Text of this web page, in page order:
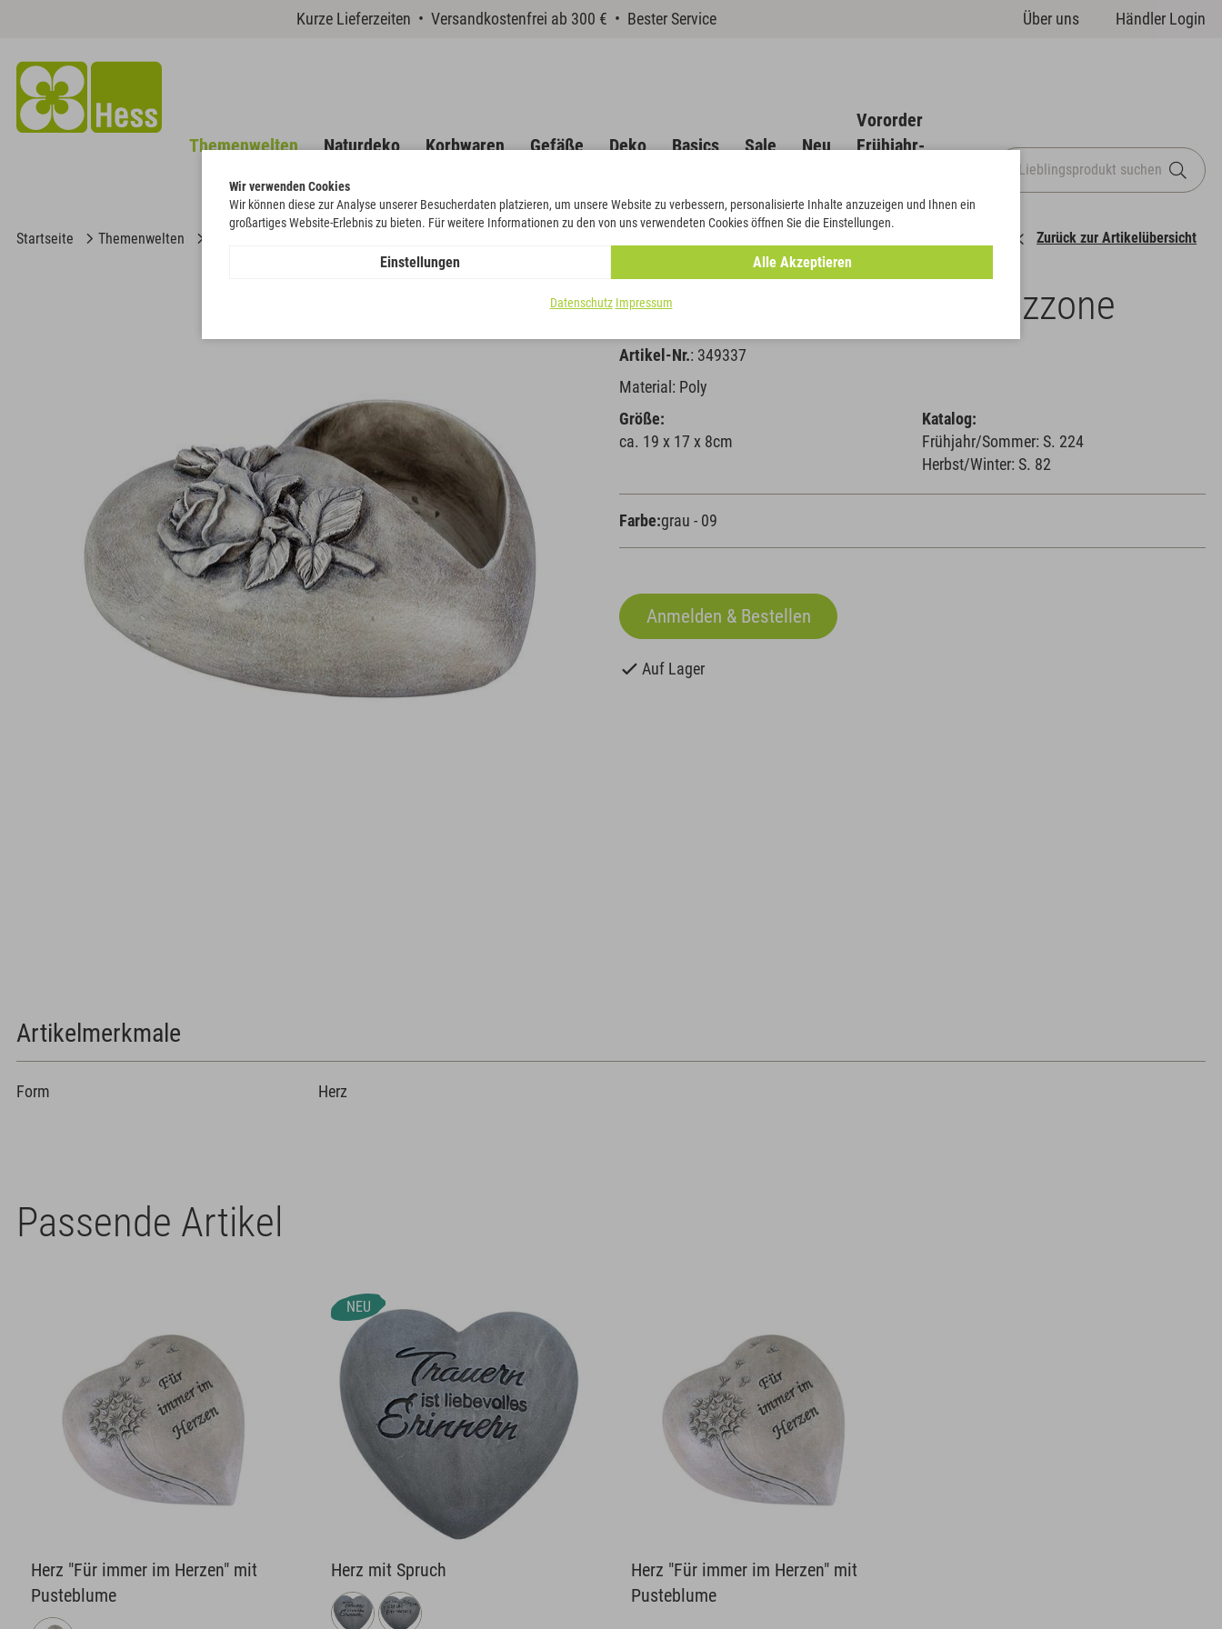
Kurze Lieferzeiten • Versandkostenfrei ab 300 € • Bester Service Über uns Händler Login
Themenwelten Naturdeko Korbwaren Gefäße Deko Basics Sale Neu
Vororder
Frühjahr-
Startseite Themenwelten Zurück zur Artikelübersicht
Herz mit Rosen und Pflanzzone
Artikel-Nr.: 349337
Material: Poly
Größe:
ca. 19 x 17 x 8cm
Katalog:
Frühjahr/Sommer: S. 224
Herbst/Winter: S. 82
Farbe:grau - 09
Auf Lager
Artikelmerkmale
Form Herz
Passende Artikel
Herz "Für immer im Herzen" mit
Pusteblume
NEU
Herz mit Spruch
Herz "Für immer im Herzen" mit
Pusteblume
Wir verwenden Cookies
Wir können diese zur Analyse unserer Besucherdaten platzieren, um unsere Website zu verbessern, personalisierte Inhalte anzuzeigen und Ihnen ein
großartiges Website-Erlebnis zu bieten. Für weitere Informationen zu den von uns verwendeten Cookies öffnen Sie die Einstellungen.
Einstellungen Alle Akzeptieren
Datenschutz Impressum